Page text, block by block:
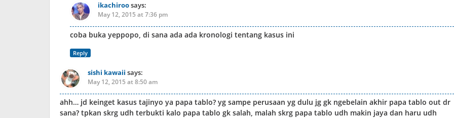
ikachiroosays:
May 12, 2015 at 7:36 pm
coba buka yeppopo, di sana ada ada kronologi tentang kasus ini
Reply
sishi kawaii says:
May 12, 2015 at 8:50 am
ahh… jd keinget kasus tajinyo ya papa tablo? yg sampe perusaan yg dulu jg gk ngebelain akhir papa tablo out dr
sana? tpkan skrg udh terbukti kalo papa tablo gk salah, malah skrg papa tablo udh makin jaya dan haru udh